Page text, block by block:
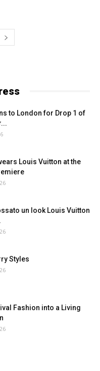
to London for Drop 1 of
Louis Vuitton at the
un look Louis Vuitton
Styles
Fashion into a Living